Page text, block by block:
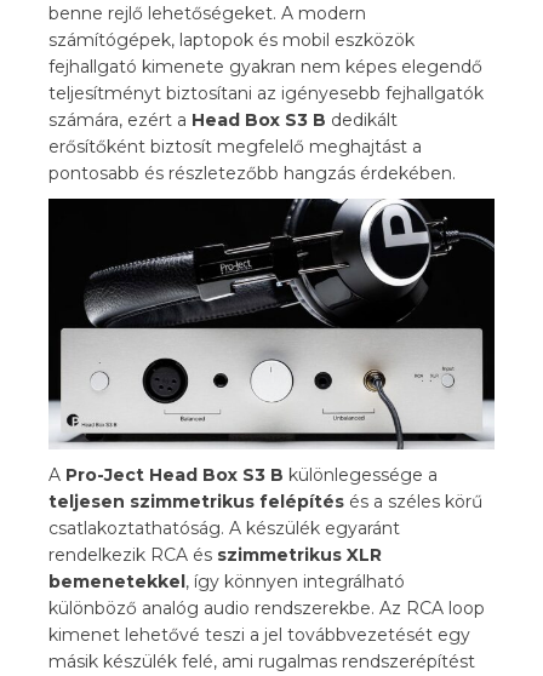
benne rejlő lehetőségeket. A modern
számítógépek, laptopok és mobil eszközök
fejhallgató kimenete gyakran nem képes elegendő
teljesítményt biztosítani az igényesebb fejhallgatók
számára, ezért a Head Box S3 B dedikált
erősítőként biztosít megfelelő meghajtást a
pontosabb és részletezőbb hangzás érdekében.
A Pro-Ject Head Box S3 B különlegessége a
teljesen szimmetrikus felépítés és a széles körű
csatlakoztathatóság. A készülék egyaránt
rendelkezik RCA és szimmetrikus XLR
bemenetekkel , így könnyen integrálható
különböző analóg audio rendszerekbe. Az RCA loop
kimenet lehetővé teszi a jel továbbvezetését egy
másik készülék felé, ami rugalmas rendszerépítést